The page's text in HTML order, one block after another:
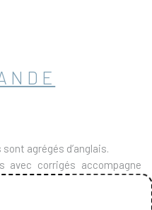
agrégés d’anglais.
avec corrigés accompagne
Il en est le prolongement
pratique les connaissances